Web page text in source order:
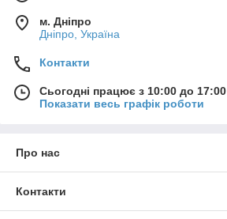
м. Дніпро
Дніпро, Україна
Контакти
Сьогодні працює з 10:00 до 17:00
Показати весь графік роботи
Про нас
Контакти